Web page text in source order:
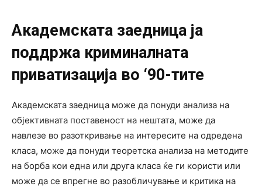
Академската заедница ја
поддржа криминалната
приватизација во ‘90-тите
Академската заедница може да понуди анализа на
објективната поставеност на нештата, може да
навлезе во разоткривање на интересите на одредена
класа, може да понуди теоретска анализа на методите
на борба кои една или друга класа ќе ги користи или
може да се впрегне во разобличување и критика на